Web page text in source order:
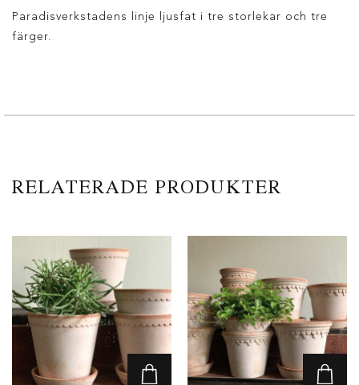
Paradisverkstadens linje ljusfat i tre storlekar och tre
färger.
RELATERADE PRODUKTER